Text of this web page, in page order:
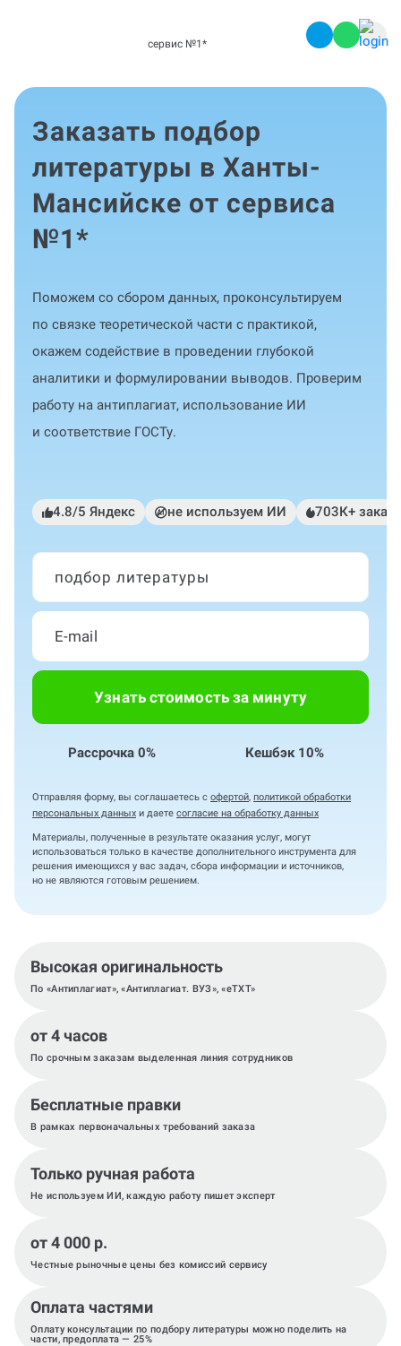
сервис №1 *
Заказать подбор
литературы в Ханты-
Мансийске от сервиса
№1*
Поможем со сбором данных, проконсультируем
по связке теоретической части с практикой,
окажем содействие в проведении глубокой
аналитики и формулировании выводов. Проверим
работу на антиплагиат, использование ИИ
и соответствие ГОСТу.
4.8/5 Яндекс не используем ИИ 703К+
подбор литературы
Узнать стоимость за минуту
Рассрочка 0% Кешбэк 10%
Отправляя форму, вы соглашаетесь с офертой, политикой обработки
персональных данных и даете согласие на обработку данных
Материалы, полученные в результате оказания услуг, могут
использоваться только в качестве дополнительного инструмента для
решения имеющихся у вас задач, сбора информации и источников,
но не являются готовым решением.
Высокая оригинальность
По «Антиплагиат», «Антиплагиат. ВУЗ», «eTXT»
от 4 часов
По срочным заказам выделенная линия сотрудников
Бесплатные правки
В рамках первоначальных требований заказа
Только ручная работа
Не используем ИИ, каждую работу пишет эксперт
от 4 000 р.
Честные рыночные цены без комиссий сервису
Оплата частями
Оплату консультации по подбору литературы можно поделить на
части, предоплата — 25%